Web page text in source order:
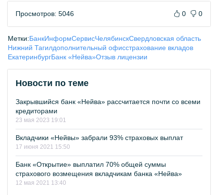
Просмотров: 5046 0 0
Метки:БанкИнформСервисЧелябинскСвердловская область
Нижний Тагилдополнительный офисстрахование вкладов
ЕкатеринбургБанк «Нейва»Отзыв лицензии
Новости по теме
Закрывшийся банк «Нейва» рассчитается почти со всеми
кредиторами
23 мая 2023 19:01
Вкладчики «Нейвы» забрали 93% страховых выплат
17 июня 2021 15:50
Банк «Открытие» выплатил 70% общей суммы
страхового возмещения вкладчикам банка «Нейва»
12 мая 2021 13:40